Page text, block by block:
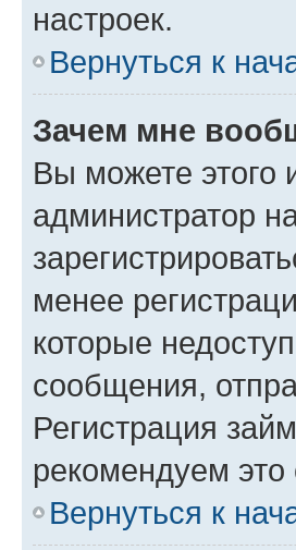
настроек.
Вернуться к
Зачем мне
Вы можете этого
администратор
менее
которые
сообщения,
Регистрация
рекомендуем это
Вернуться к